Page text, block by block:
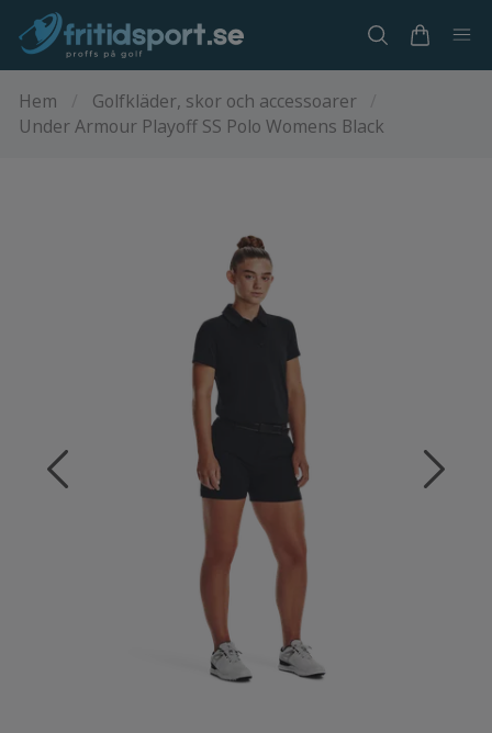
Hem Golfkläder, skor och accessoarer
Under Armour Playoff SS Polo Womens Black